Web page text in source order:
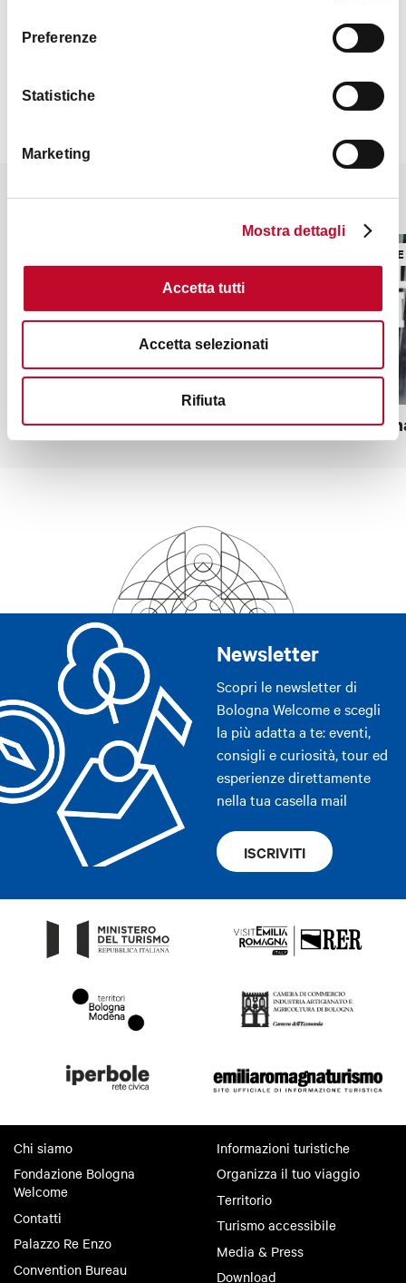
Preferenze
Statistiche
Marketing
Mostra dettagli
Accetta tutti
Accetta selezionati
Rifiuta
Contatti
Potrebbe interessarti anche
Reno Road Jazz 2026
MUSICA
Newsletter
Scopri le newsletter di
Bologna Welcome e scegli
la più adatta a te: eventi,
consigli e curiosità, tour ed
esperienze direttamente
nella tua casella mail
ISCRIVITI
Chi siamo
Fondazione Bologna
Welcome
Contatti
Palazzo Re Enzo
Convention Bureau
Informazioni turistiche
Organizza il tuo viaggio
Territorio
Turismo accessibile
Media & Press
Download